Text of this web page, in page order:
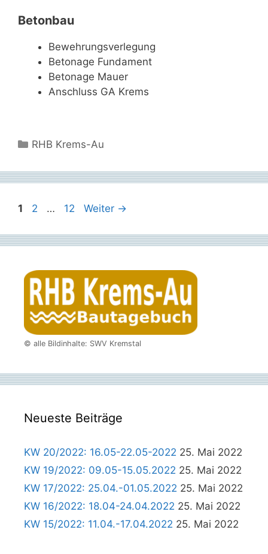
Betonbau
Bewehrungsverlegung
Betonage Fundament
Betonage Mauer
Anschluss GA Krems
Kategorien
RHB Krems-Au
Seite
1 Seite
2 … Seite
12 Weiter →
© alle Bildinhalte: SWV Kremstal
Neueste Beiträge
KW 20/2022: 16.05-22.05-2022 25. Mai 2022
KW 19/2022: 09.05-15.05.2022 25. Mai 2022
KW 17/2022: 25.04.-01.05.2022 25. Mai 2022
KW 16/2022: 18.04-24.04.2022 25. Mai 2022
KW 15/2022: 11.04.-17.04.2022 25. Mai 2022